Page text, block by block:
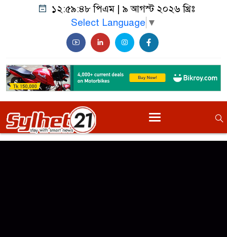
১২:৫৯:৪৮ পিএম| ৯ আগস্ট ২০২৬ খ্রিঃ
Select Language ▼